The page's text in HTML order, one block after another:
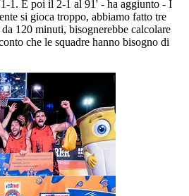
1. E poi il 2-1 al 91' - ha aggiunto - I
si gioca troppo, abbiamo fatto tre
120 minuti, bisognerebbe calcolare
che le squadre hanno bisogno di